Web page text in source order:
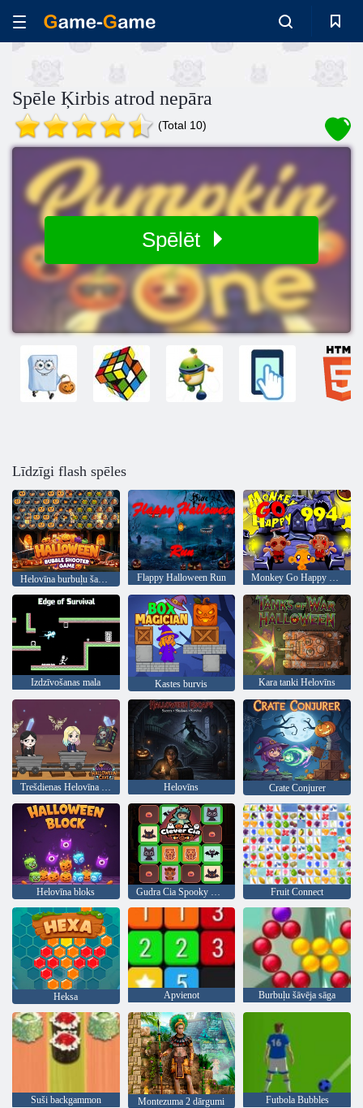
Spēle Ķirbis atrod nepāra
(Total 10)
Spēlēt
Līdzīgi flash spēles
Helovīna burbuļu šaušanas spēle Flappy Halloween Run Monkey Go Happy Stage 994
Izdzīvošanas mala Kastes burvis Kara tanki Helovīns
Trešdienas Helovīna ala Helovīns Crate Conjurer
Helovīna bloks Gudra Cia Spooky Memory Fruit Connect
Heksa Apvienot Burbuļu šāvēja sāga
Suši backgammon Montezuma 2 dārgumi Futbola Bubbles